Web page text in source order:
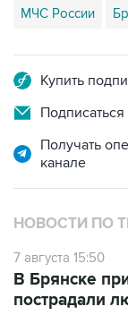
МЧС России
Купить
Получать
канале
НОВОСТИ ПО
7 августа 15:50
В Брянске
пострадали